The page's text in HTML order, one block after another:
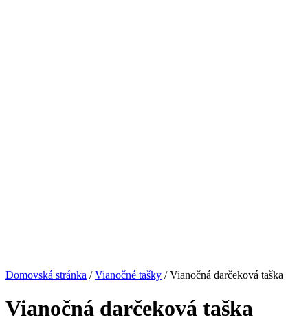
Domovská stránka /Vianočné tašky / Vianočná darčeková taška
Vianočná darčeková taška